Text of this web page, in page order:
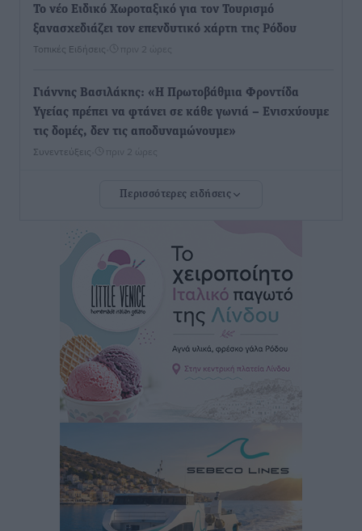
Το νέο Ειδικό Χωροταξικό για τον Τουρισμό
ξανασχεδιάζει τον επενδυτικό χάρτη της Ρόδου
Τοπικές Ειδήσεις πριν 2 ώρες
Γιάννης Βασιλάκης: «Η Πρωτοβάθμια Φροντίδα
Υγείας πρέπει να φτάνει σε κάθε γωνιά – Ενισχύουμε
τις δομές, δεν τις αποδυναμώνουμε»
Συνεντεύξεις πριν 2 ώρες
Ιδρυμα Ωνάση: Το όραμα πίσω από τα δύο νέα
Συνεντεύξεις
Μιχάλης Χουρδάκης: «Η χώρα χρειάζεται μια
αξιόπιστη εναλλακτική κυβερνητική πρόταση»
Συνεντεύξεις • πριν 2 ώρες
Σεβ. Μητροπολίτης Ρόδου κ. Κύριλλος: «Ο Αύγουστος
είναι ο μήνας της Παναγίας και η Θεία Λειτουργία η
καρδιά της ζωής της Εκκλησίας»
Συνεντεύξεις πριν 2 ώρες
Πρέσβης της Βραζιλίας: «Η Ελλάδα και η Βραζιλία
έχουν τεράστιες ευκαιρίες συνεργασίας – Η Ρόδος
μπορεί να διαδραματίσει σημαντικό ρόλο»
πριν 2 ώρες
Περισσότερες ειδήσεις